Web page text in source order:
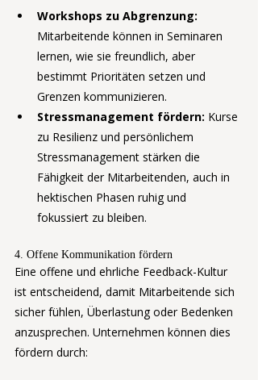
Workshops zu Abgrenzung:
Mitarbeitende können in Seminaren
lernen, wie sie freundlich, aber
bestimmt Prioritäten setzen und
Grenzen kommunizieren.
Stressmanagement fördern: Kurse
zu Resilienz und persönlichem
Stressmanagement stärken die
Fähigkeit der Mitarbeitenden, auch in
hektischen Phasen ruhig und
fokussiert zu bleiben.
4. Offene Kommunikation fördern
Eine offene und ehrliche Feedback-Kultur
ist entscheidend, damit Mitarbeitende sich
sicher fühlen, Überlastung oder Bedenken
anzusprechen. Unternehmen können dies
fördern durch: